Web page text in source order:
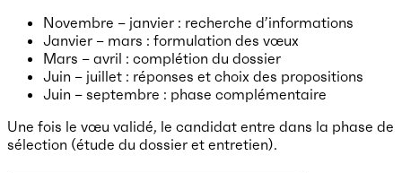
Novembre – janvier : recherche d’informations
Janvier – mars : formulation des vœux
Mars – avril : complétion du dossier
Juin – juillet : réponses et choix des propositions
Juin – septembre : phase complémentaire
Une fois le vœu validé, le candidat entre dans la phase de
sélection (étude du dossier et entretien).